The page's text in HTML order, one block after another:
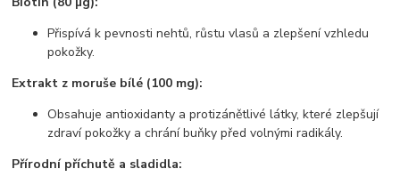
Přispívá k pevnosti nehtů, růstu vlasů a zlepšení vzhledu
pokožky.
Extrakt z moruše bílé (100 mg):
Obsahuje antioxidanty a protizánětlivé látky, které zlepšují
zdraví pokožky a chrání buňky před volnými radikály.
Přírodní příchutě a sladidla: